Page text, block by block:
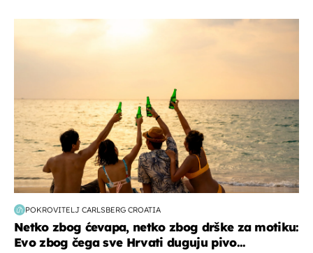
POKROVITELJ CARLSBERG CROATIA
Netko zbog ćevapa, netko zbog drške za motiku:
Evo zbog čega sve Hrvati duguju pivo...